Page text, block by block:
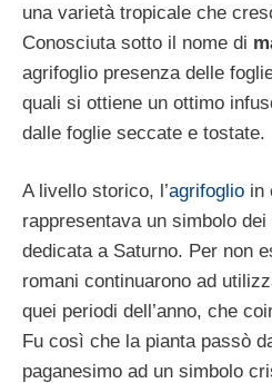
una varietà tropicale che
Conosciuta sotto il nome di
agrifoglio presenza delle
quali si ottiene un ottimo
dalle foglie seccate e tostate.
A livello storico, l’agrifoglio in
rappresentava un simbolo
dedicata a Saturno. Per non
romani continuarono ad
quei periodi dell’anno, che
Fu così che la pianta passò
paganesimo ad un simbolo